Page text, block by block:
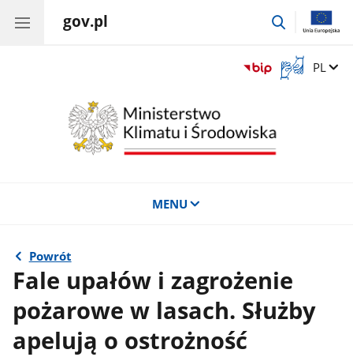
gov.pl
przejdź
Otwórz
okno
Zmień
PL
MENU
Powrót
Fale upałów i zagrożenie
pożarowe w lasach. Służby
apelują o ostrożność